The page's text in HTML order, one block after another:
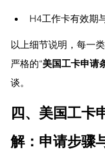
H4工作卡有效期
以上细节说明，每一
严格的“美国工卡申请
谈。
四、美国工卡
解：申请步骤